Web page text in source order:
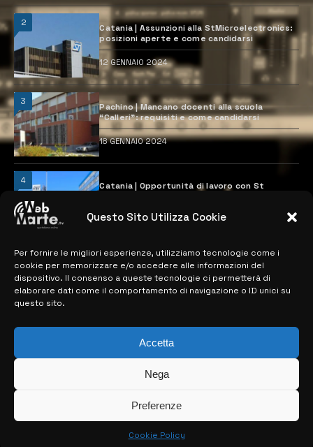
Questo Sito Utilizza Cookie
Per fornire le migliori esperienze, utilizziamo tecnologie come i
cookie per memorizzare e/o accedere alle informazioni del
dispositivo. Il consenso a queste tecnologie ci permetterà di
elaborare dati come il comportamento di navigazione o ID unici su
questo sito.
Accetta
Nega
Preferenze
Cookie Policy
2
Catania | Assunzioni alla StMicroelectronics:
posizioni aperte e come candidarsi
12 GENNAIO 2024
3
Pachino | Mancano docenti alla scuola
“Calleri”: requisiti e come candidarsi
18 GENNAIO 2024
4
Catania | Opportunità di lavoro con St
28 MARZO 2024
MAPPA DEL SITO
> NOTIZIE
> CONTATTI